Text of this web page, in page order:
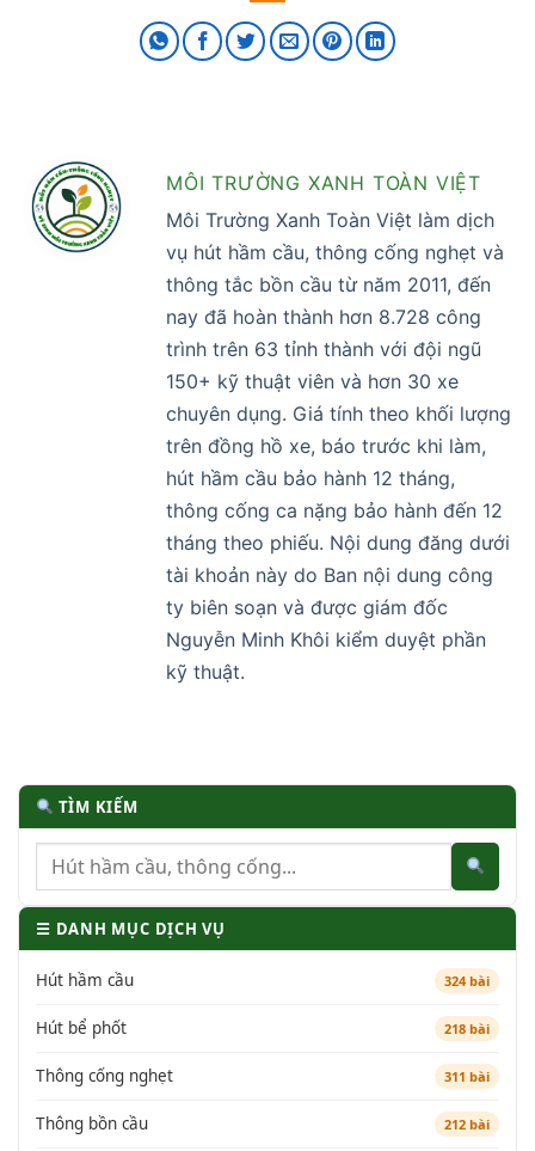
MÔI TRƯỜNG XANH TOÀN VIỆT
Môi Trường Xanh Toàn Việt làm dịch
vụ hút hầm cầu, thông cống nghẹt và
thông tắc bồn cầu từ năm 2011, đến
nay đã hoàn thành hơn 8.728 công
trình trên 63 tỉnh thành với đội ngũ
150+ kỹ thuật viên và hơn 30 xe
chuyên dụng. Giá tính theo khối lượng
trên đồng hồ xe, báo trước khi làm,
hút hầm cầu bảo hành 12 tháng,
thông cống ca nặng bảo hành đến 12
tháng theo phiếu. Nội dung đăng dưới
tài khoản này do Ban nội dung công
ty biên soạn và được giám đốc
Nguyễn Minh Khôi kiểm duyệt phần
kỹ thuật.
TÌM KIẾM
☰ DANH MỤC DỊCH VỤ
Hút hầm cầu 324 bài
Hút bể phốt 218 bài
Thông cống nghẹt 311 bài
Thông bồn cầu 212 bài